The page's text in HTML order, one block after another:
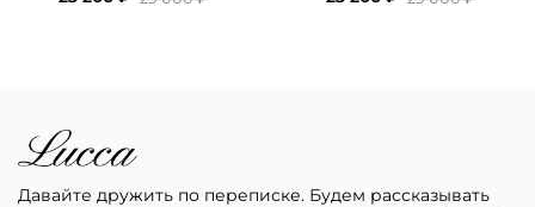
Давайте дружить по переписке. Будем рассказывать